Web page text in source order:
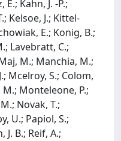
E.; Kahn, J. -P.;
Kelsoe, J.; Kittel-
E.; Konig, B.;
Lavebratt, C.;
M.; Manchia, M.;
Mcelroy, S.; Colom,
Monteleone, P.;
Novak, T.;
U.; Papiol, S.;
B.; Reif, A.;